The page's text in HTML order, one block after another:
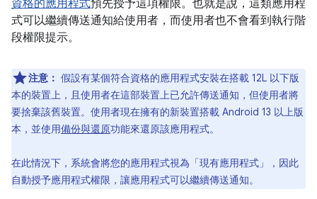
資格的應用程式預先授予這項權限。也就是說，這類應用程
式可以繼續傳送通知給使用者，而使用者也不會看到執行階
段權限提示。
注意： 假設有某個符合資格的應用程式安裝在搭載 12L 以下版
本的裝置上，且使用者在這部裝置上已允許傳送通知，但使用者將
要捨棄該舊裝置。使用者現在擁有的新裝置搭載 Android 13 以上版
本，並使用備份與還原功能來還原該應用程式。
在此情況下，系統會將您的應用程式視為「現有應用程式」，因此
自動授予應用程式權限，讓應用程式可以繼續傳送通知。